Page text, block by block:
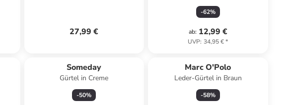
27,99 €
-62%
ab: 12,99 €
UVP: 34,95 €*
Someday
Gürtel in Creme
-50%
Marc O'Polo
Leder-Gürtel in Braun
-58%